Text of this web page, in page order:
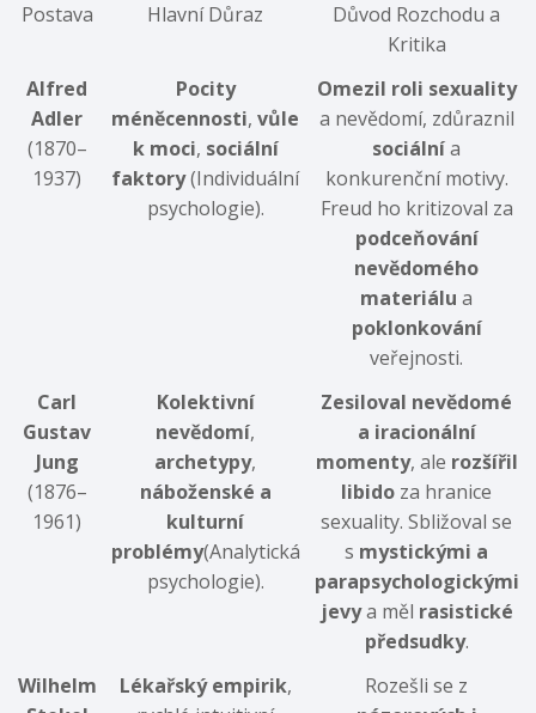
Postava
Hlavní Důraz
Důvod Rozchodu a
Kritika
Alfred
Adler
(1870–
1937)
Pocity
méněcennosti,vůle
k moci, sociální
faktory(Individuální
psychologie).
Omezil roli sexuality
a nevědomí, zdůraznil
sociálnía
konkurenční motivy.
Freud ho kritizoval za
podceňování
nevědomého
materiálu a
poklonkování
veřejnosti.
Carl
Gustav
Jung
(1876–
1961)
Kolektivní
nevědomí,
archetypy,
náboženské a
kulturní
problémy(Analytická
psychologie).
Zesiloval nevědomé
a iracionální
momenty, ale rozšířil
libido za hranice
sexuality. Sbližoval se
s mystickými a
parapsychologickými
jevya měl rasistické
předsudky.
Wilhelm
Lékařský empirik,
Rozešli se z